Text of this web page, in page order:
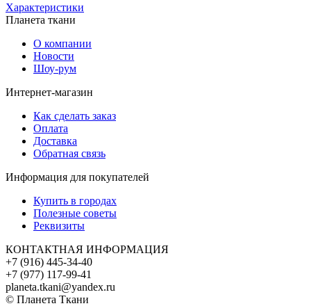
Характеристики
Планета ткани
О компании
Новости
Шоу-рум
Интернет-магазин
Как сделать заказ
Оплата
Доставка
Обратная связь
Информация для покупателей
Купить в городах
Полезные советы
Реквизиты
КОНТАКТНАЯ ИНФОРМАЦИЯ
+7 (916) 445-34-40
+7 (977) 117-99-41
planeta.tkani@yandex.ru
© Планета Ткани